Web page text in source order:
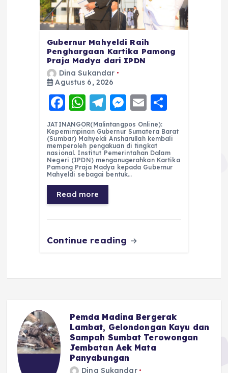
Gubernur Mahyeldi Raih
Penghargaan Kartika Pamong
Praja Madya dari IPDN
Dina Sukandar
Agustus 6, 2026
F
a
c
e
b
o
o
k
W
h
a
ts
A
p
p
T
el
e
g
r
a
m
M
e
ss
e
n
E
m
ai
l
a
re
JATINANGOR(Malintangpos Online):
Kepemimpinan Gubernur Sumatera Barat
(Sumbar) Mahyeldi Ansharullah kembali
memperoleh pengakuan di tingkat
nasional. Institut Pemerintahan Dalam
Negeri (IPDN) menganugerahkan Kartika
Pamong Praja Madya kepada Gubernur
Mahyeldi sebagai bentuk…
Read more
Continue reading
Pemda Madina Bergerak
Lambat, Gelondongan Kayu dan
Sampah Sumbat Terowongan
Jembatan Aek Mata
Panyabungan
Dina Sukandar